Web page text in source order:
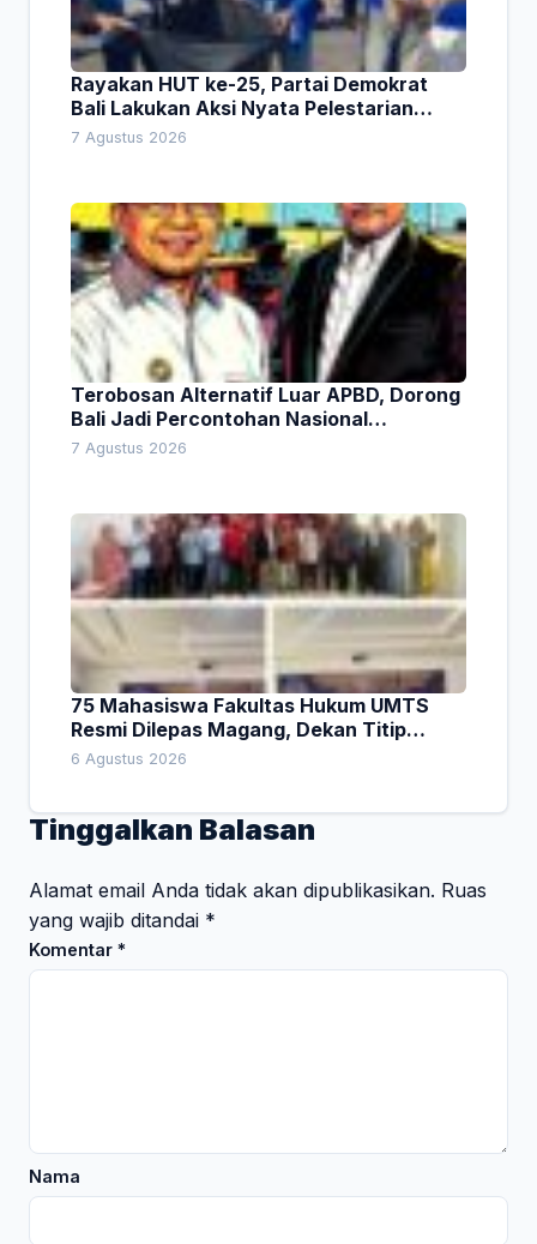
Rayakan HUT ke-25, Partai Demokrat
Bali Lakukan Aksi Nyata Pelestarian
Lingkungan
7 Agustus 2026
Terobosan Alternatif Luar APBD, Dorong
Bali Jadi Percontohan Nasional
Pembiayaan Daerah
7 Agustus 2026
75 Mahasiswa Fakultas Hukum UMTS
Resmi Dilepas Magang, Dekan Titip
Empat Pesan Penting
6 Agustus 2026
Tinggalkan Balasan
Alamat email Anda tidak akan dipublikasikan. Ruas
yang wajib ditandai *
Komentar *
Nama